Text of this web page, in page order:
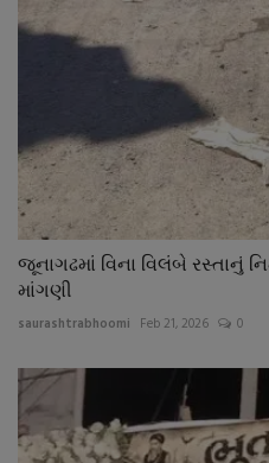
જૂનાગઢમાં વિના વિલંબે રસ્તાનું
માંગણી
saurashtrabhoomi Feb 21, 2026 0